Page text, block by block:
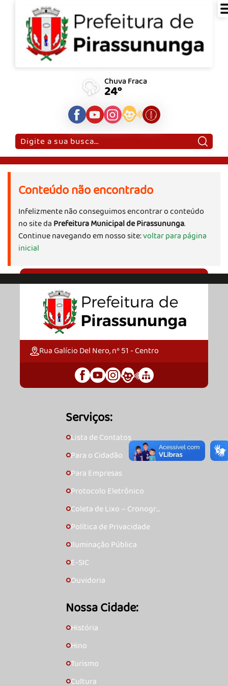
Chuva Fraca
24°
Pesquisar:
Conteúdo não encontrado
Infelizmente não conseguimos encontrar o conteúdo
no site da Prefeitura Municipal de Pirassununga.
Continue navegando em nosso site:voltar para página
inicial
Rua Galício Del Nero, nº 51 - Centro
Serviços:
🞇Lista de Contatos
🞇Para o Cidadão
🞇Para Empresas
🞇Protocolo Eletrônico
🞇Coleta de Lixo – Cronogra
🞇Política de Privacidade
🞇Iluminação Pública
🞇E-SIC
🞇Ouvidoria
Nossa Cidade:
🞇História
🞇Hino
🞇Turismo
🞇Cultura